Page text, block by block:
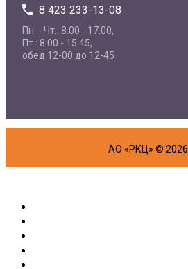
8 423 233-13-08
Пн. - Чт.: 8.00 - 17.00,
Пт.: 8.00 - 15.45,
обед 12-00 до 12-45
АО «РКЦ» © 2026